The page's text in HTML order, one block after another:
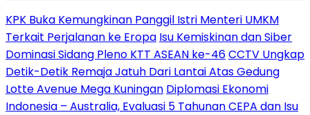
KPK Buka Kemungkinan Panggil Istri Menteri UMKM
Terkait Perjalanan ke Eropa Isu Kemiskinan dan Siber
Dominasi Sidang Pleno KTT ASEAN ke-46CCTV Ungkap
Detik-Detik Remaja Jatuh Dari Lantai Atas Gedung
Lotte Avenue Mega Kuningan Diplomasi Ekonomi
Indonesia – Australia, Evaluasi 5 Tahunan CEPA dan Isu